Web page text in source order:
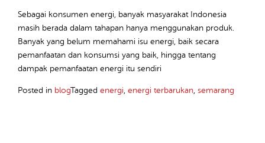
Sebagai konsumen energi, banyak masyarakat Indonesia
masih berada dalam tahapan hanya menggunakan produk.
Banyak yang belum memahami isu energi, baik secara
pemanfaatan dan konsumsi yang baik, hingga tentang
dampak pemanfaatan energi itu sendiri
Posted in blogTagged energi energi terbarukan semarang